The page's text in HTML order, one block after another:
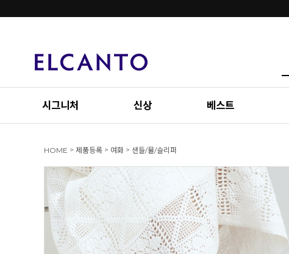
시그니처 신상 베스트
HOME > 제품등록 > 여화 > 샌들/뮬/슬리퍼